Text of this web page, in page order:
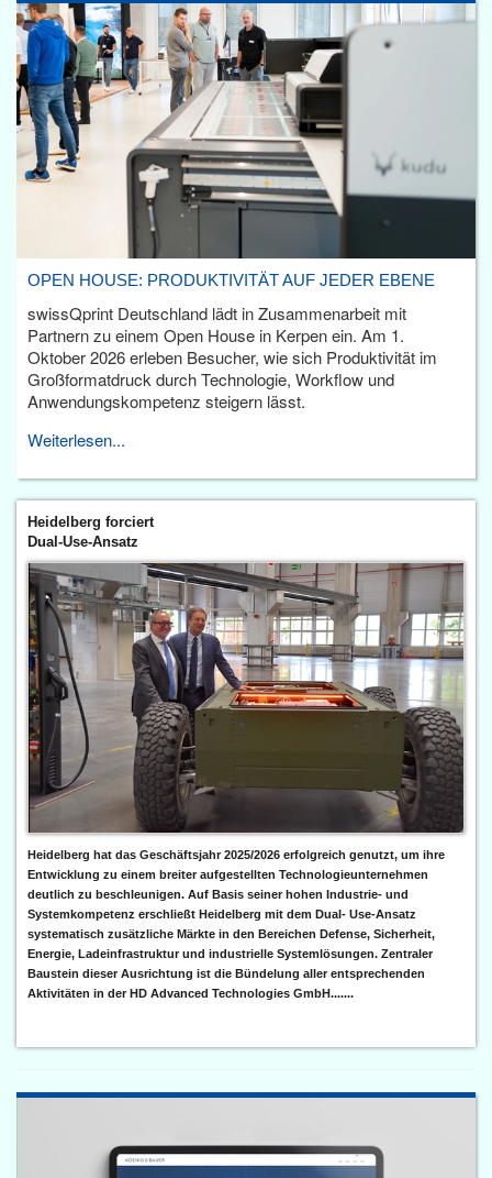
OPEN HOUSE: PRODUKTIVITÄT AUF JEDER EBENE
swissQprint Deutschland lädt in Zusammenarbeit mit
Partnern zu einem Open House in Kerpen ein. Am 1.
Oktober 2026 erleben Besucher, wie sich Produktivität im
Großformatdruck durch Technologie, Workflow und
Anwendungskompetenz steigern lässt.
Weiterlesen...
Heidelberg forciert
Dual-Use-Ansatz
Heidelberg hat das Geschäftsjahr 2025/2026 erfolgreich genutzt, um ihre
Entwicklung zu einem breiter aufgestellten Technologieunternehmen
deutlich zu beschleunigen. Auf Basis seiner hohen Industrie- und
Systemkompetenz erschließt Heidelberg mit dem Dual- Use-Ansatz
systematisch zusätzliche Märkte in den Bereichen Defense, Sicherheit,
Energie, Ladeinfrastruktur und industrielle Systemlösungen. Zentraler
Baustein dieser Ausrichtung ist die Bündelung aller entsprechenden
Aktivitäten in der HD Advanced Technologies GmbH.......